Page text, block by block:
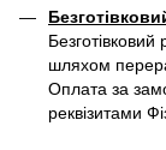
шляхом
Оплата за
реквізитами